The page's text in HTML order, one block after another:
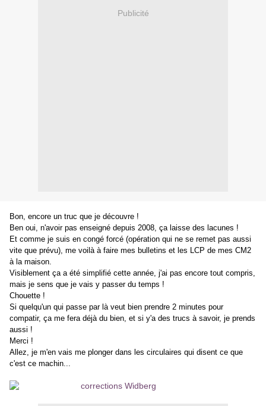
Publicité
Bon, encore un truc que je découvre !
Ben oui, n'avoir pas enseigné depuis 2008, ça laisse des lacunes !
Et comme je suis en congé forcé (opération qui ne se remet pas aussi
vite que prévu), me voilà à faire mes bulletins et les LCP de mes CM2
à la maison.
Visiblement ça a été simplifié cette année, j'ai pas encore tout compris,
mais je sens que je vais y passer du temps !
Chouette !
Si quelqu'un qui passe par là veut bien prendre 2 minutes pour
compatir, ça me fera déjà du bien, et si y'a des trucs à savoir, je prends
aussi !
Merci !
Allez, je m'en vais me plonger dans les circulaires qui disent ce que
c'est ce machin...